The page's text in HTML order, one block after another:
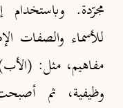
مجرّدة. وباستخدام
للأسماء والصفات
مفاهيم، مثل:
وظيفية، ثم